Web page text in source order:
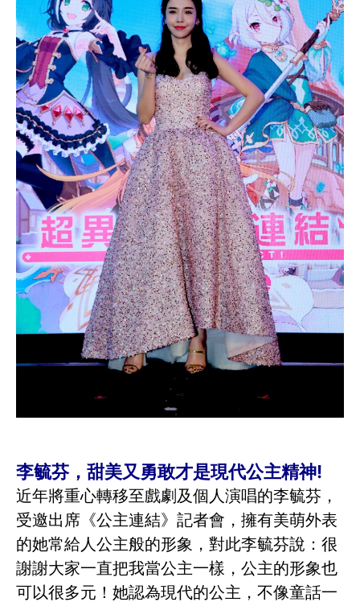
李毓芬，甜美又勇敢才是現代公主精神!
近年將重心轉移至戲劇及個人演唱的李毓芬，
受邀出席《公主連結》記者會，擁有美萌外表
的她常給人公主般的形象，對此李毓芬說：很
謝謝大家一直把我當公主一樣，公主的形象也
可以很多元！她認為現代的公主，不像童話一